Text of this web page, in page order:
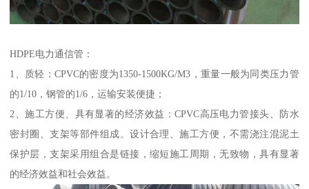
HDPE电力通信管：
1、质轻：CPVC的密度为1350-1500KG/M3，重量一般为同类压力管
的1/10，钢管的1/6，运输安装便捷；
2、施工方便、具有显著的经济效益：CPVC高压电力管接头、防水
密封圈、支架等部件组成。设计合理、施工方便，不需浇注混泥土
保护层，支架采用组合是链接，缩短施工周期，无致物，具有显著
的经济效益和社会效益。